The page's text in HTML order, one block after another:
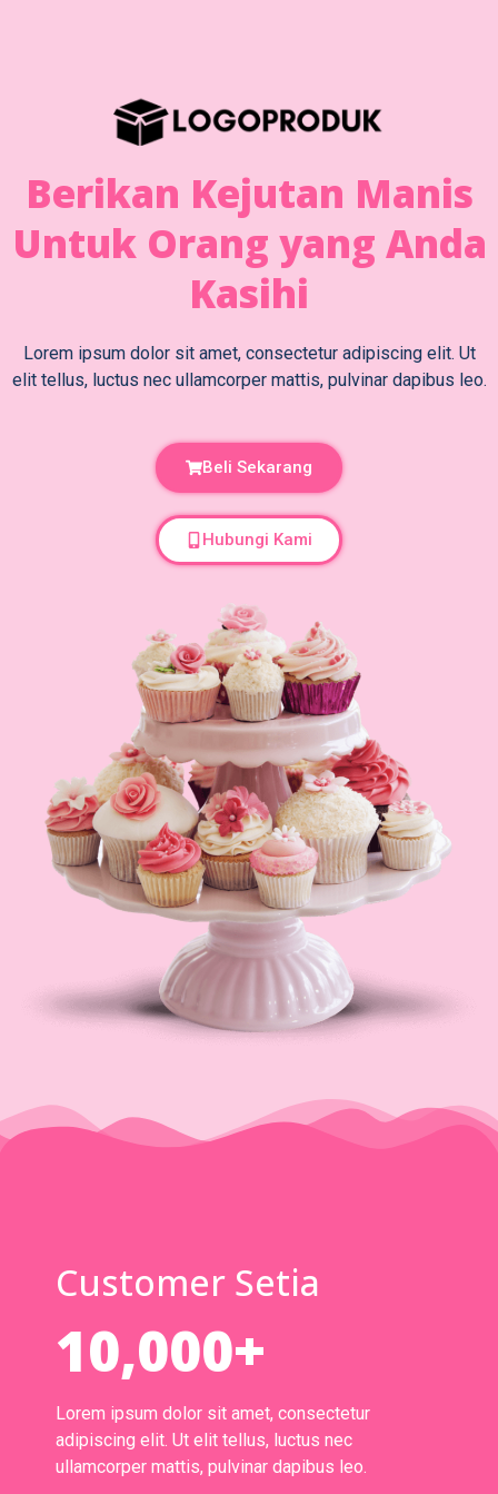
Berikan Kejutan Manis
Untuk Orang yang Anda
Kasihi
Lorem ipsum dolor sit amet, consectetur adipiscing elit. Ut
elit tellus, luctus nec ullamcorper mattis, pulvinar dapibus leo.
Beli Sekarang
Hubungi Kami
Customer Setia
10,000+
Lorem ipsum dolor sit amet, consectetur
adipiscing elit. Ut elit tellus, luctus nec
ullamcorper mattis, pulvinar dapibus leo.